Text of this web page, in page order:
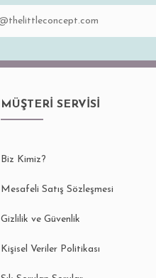
MÜŞTERİ SERVİSİ
Biz Kimiz?
Mesafeli Satış Sözleşmesi
Gizlilik ve Güvenlik
Kişisel Veriler Politikası